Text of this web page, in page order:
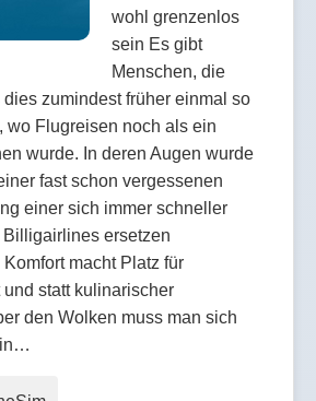
wohl grenzenlos
sein Es gibt
Menschen, die
dies zumindest früher einmal so
wo Flugreisen noch als ein
wurde. In deren Augen wurde
fast schon vergessenen
einer sich immer schneller
ersetzen
macht Platz für
und statt kulinarischer
den Wolken muss man sich